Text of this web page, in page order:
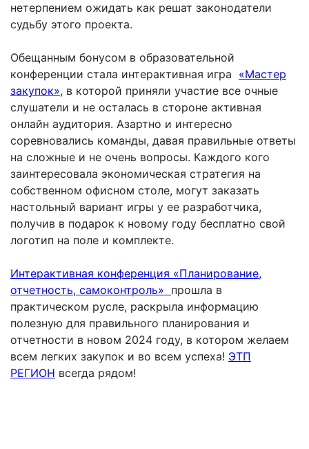
нетерпением ожидать как решат законодатели
судьбу этого проекта.
Обещанным бонусом в образовательной
конференции стала интерактивная игра «Мастер
закупок», в которой приняли участие все очные
слушатели и не осталась в стороне активная
онлайн аудитория. Азартно и интересно
соревновались команды, давая правильные ответы
на сложные и не очень вопросы. Каждого кого
заинтересовала экономическая стратегия на
собственном офисном столе, могут заказать
настольный вариант игры у ее разработчика,
получив в подарок к новому году бесплатно свой
логотип на поле и комплекте.
Интерактивная конференция «Планирование,
отчетность, самоконтроль» прошла в
практическом русле, раскрыла информацию
полезную для правильного планирования и
отчетности в новом 2024 году, в котором желаем
всем легких закупок и во всем успеха! ЭТП
РЕГИОН всегда рядом!